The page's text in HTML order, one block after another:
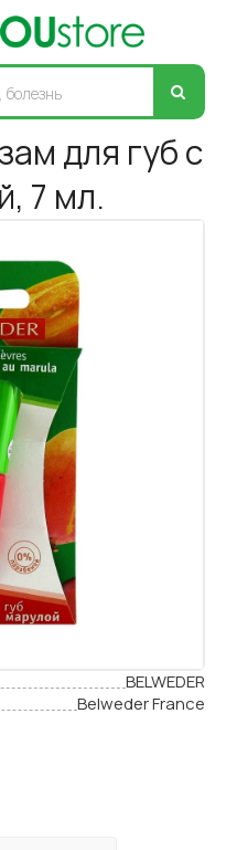
для губ с
7 мл.
BELWEDER
Belweder France